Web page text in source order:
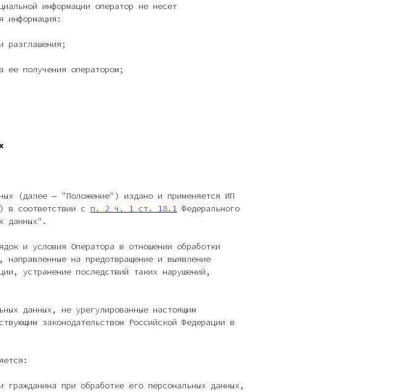
информации оператор не несет
информация:
разглашения;
ее получения оператором;
(далее — "Положение") издано и применяется ИП
в соответствии с п. 2 ч. 1 ст. 18.1 Федерального
данных".
и условия Оператора в отношении обработки
направленные на предотвращение и выявление
устранение последствий таких нарушений,
данных, не урегулированные настоящим
законодательством Российской Федерации в
при обработке его персональных данных,